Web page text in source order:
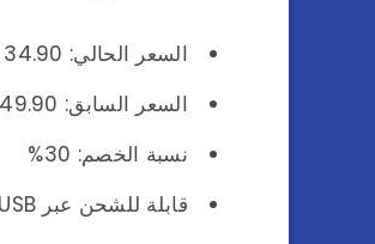
السعر الحالي: 34.90 ريال سعودي
السعر السابق: 49.90 ريال سعودي
نسبة الخصم: 30%
قابلة للشحن عبر USB